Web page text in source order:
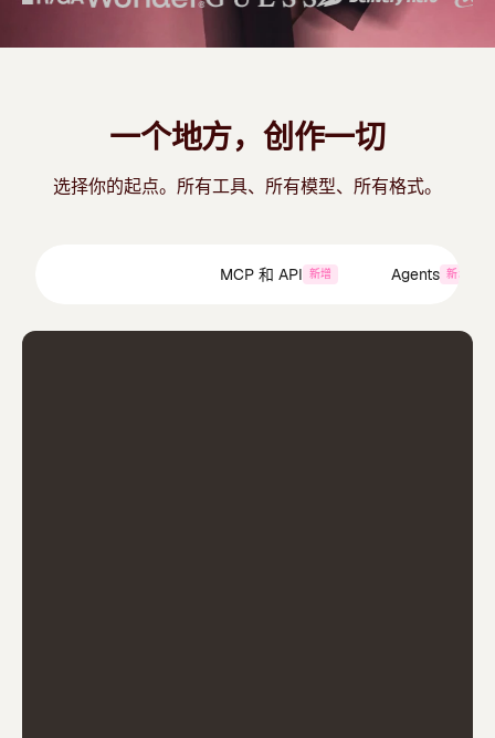
一个地方，创作一切
选择你的起点。所有工具、所有模型、所有格式。
MCP 和 API 新增 Agents 新增